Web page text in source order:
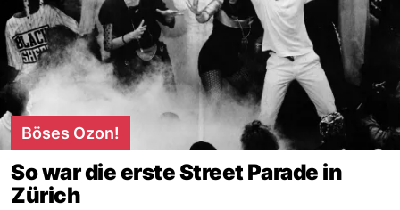
Böses Ozon!
So war die erste Street Parade in
Zürich